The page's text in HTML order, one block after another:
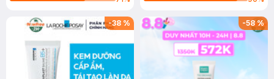
-38 % -58%